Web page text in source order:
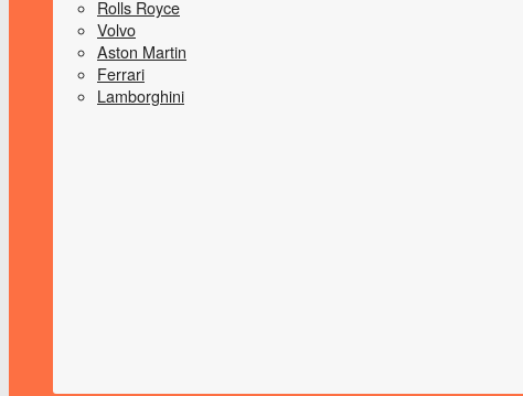
Rolls Royce
Volvo
Aston Martin
Ferrari
Lamborghini